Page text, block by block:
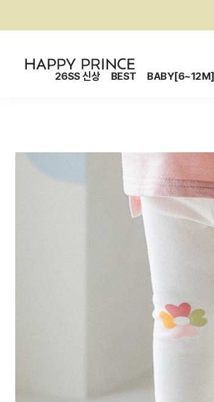
26SS 신상 BEST BABY[6~12M]